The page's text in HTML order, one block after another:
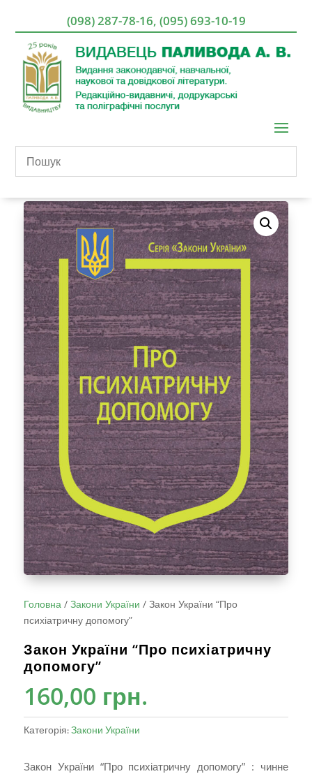
(098) 287-78-16, (095) 693-10-19
Головна/ Закони України / Закон України “Про
психіатричну допомогу”
Закон України “Про психіатричну
допомогу”
160,00 грн.
Категорія: Закони України
Закон України “Про психіатричну допомогу” : чинне